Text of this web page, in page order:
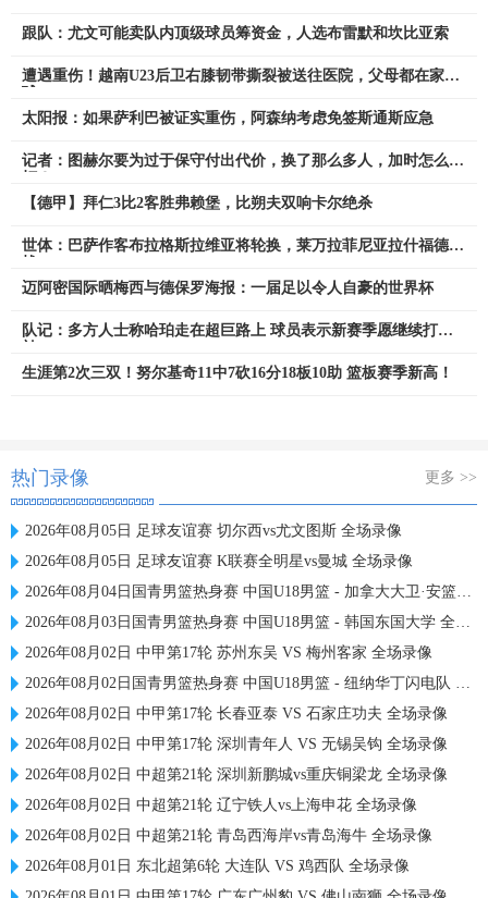
跟队：尤文可能卖队内顶级球员筹资金，人选布雷默和坎比亚索
遭遇重伤！越南U23后卫右膝韧带撕裂被送往医院，父母都在家看
太阳报：如果萨利巴被证实重伤，阿森纳考虑免签斯通斯应急
记者：图赫尔要为过于保守付出代价，换了那么多人，加时怎么
【德甲】拜仁3比2客胜弗赖堡，比朔夫双响卡尔绝杀
世体：巴萨作客布拉格斯拉维亚将轮换，莱万拉菲尼亚拉什福德出
迈阿密国际晒梅西与德保罗海报：一届足以令人自豪的世界杯
队记：多方人士称哈珀走在超巨路上 球员表示新赛季愿继续打替
生涯第2次三双！努尔基奇11中7砍16分18板10助 篮板赛季新高！
热门录像 更多 >>
2026年08月05日 足球友谊赛 切尔西vs尤文图斯 全场录像
2026年08月05日 足球友谊赛 K联赛全明星vs曼城 全场录像
2026年08月04日国青男篮热身赛 中国U18男篮 - 加拿大大卫·安篮球学院 全场录像
2026年08月03日国青男篮热身赛 中国U18男篮 - 韩国东国大学 全场录像
2026年08月02日 中甲第17轮 苏州东吴 VS 梅州客家 全场录像
2026年08月02日国青男篮热身赛 中国U18男篮 - 纽纳华丁闪电队 全场录像
2026年08月02日 中甲第17轮 长春亚泰 VS 石家庄功夫 全场录像
2026年08月02日 中甲第17轮 深圳青年人 VS 无锡吴钩 全场录像
2026年08月02日 中超第21轮 深圳新鹏城vs重庆铜梁龙 全场录像
2026年08月02日 中超第21轮 辽宁铁人vs上海申花 全场录像
2026年08月02日 中超第21轮 青岛西海岸vs青岛海牛 全场录像
2026年08月01日 东北超第6轮 大连队 VS 鸡西队 全场录像